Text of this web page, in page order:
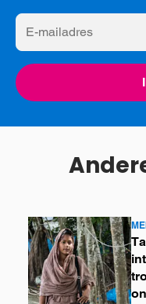
E-
mailadres
Lees
meer